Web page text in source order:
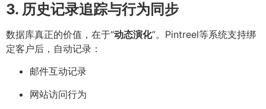
3. 历史记录追踪与行为同步
数据库真正的价值，在于“动态演化”。Pintreel等系统支持绑
定客户后，自动记录：
邮件互动记录
网站访问行为